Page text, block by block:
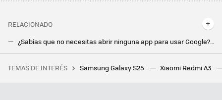
RELACIONADO
¿Sabías que no necesitas abrir ninguna app para usar Google? Así lo tengo siempre a mano en mi móvil
Una jardinera ganó más de un millón de euros por el fallo de una web de juegos. Le dijeron que solo le pagarían 20.000, y ha ganado el juicio
TEMAS DE INTERÉS Samsung Galaxy S25 Xiaomi Redmi A3